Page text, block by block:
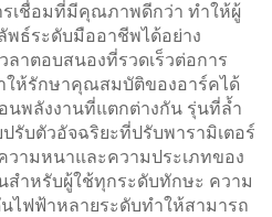
รเชื่อมที่มีคุณภาพดีกว่า ทำให้ผู้
พธ์ระดับมืออาชีพได้อย่าง
าตอบสนองที่รวดเร็วต่อการ
ให้รักษาคุณสมบัติของอาร์คได้
นพลังงานที่แตกต่างกัน รุ่นที่ล้ำ
บตัวอัจฉริยะที่ปรับพารามิเตอร์
ามหนาและความประเภทของ
สำหรับผู้ใช้ทุกระดับทักษะ ความ
ไฟฟ้าหลายระดับทำให้สามารถ